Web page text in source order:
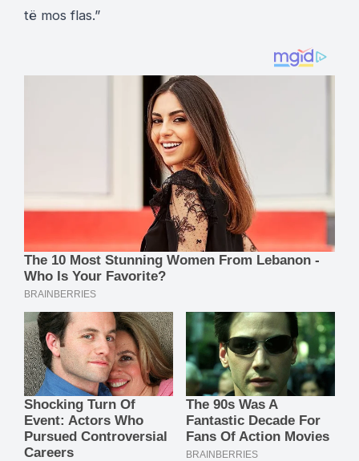
të mos flas.”